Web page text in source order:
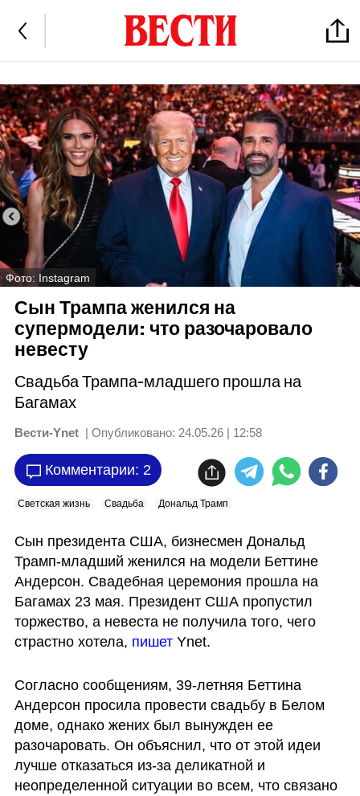
Фото: Instagram
Сын Трампа женился на
супермодели: что разочаровало
невесту
Свадьба Трампа-младшего прошла на
Багамах
Вести-Ynet | Опубликовано: 24.05.26 | 12:58
Комментарии: 2
Светская жизнь Свадьба Дональд Трамп
Сын президента США, бизнесмен Дональд
Трамп-младший женился на модели Беттине
Андерсон. Свадебная церемония прошла на
Багамах 23 мая. Президент США пропустил
торжество, а невеста не получила того, чего
страстно хотела, пишет Ynet.
Согласно сообщениям, 39-летняя Беттина
Андерсон просила провести свадьбу в Белом
доме, однако жених был вынужден ее
разочаровать. Он объяснил, что от этой идеи
лучше отказаться из-за деликатной и
неопределенной ситуации во всем, что связано